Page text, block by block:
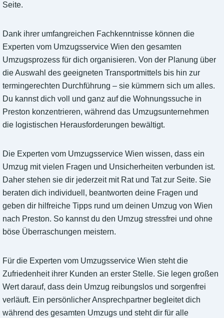
Seite.
Dank ihrer umfangreichen Fachkenntnisse können die
Experten vom Umzugsservice Wien den gesamten
Umzugsprozess für dich organisieren. Von der Planung über
die Auswahl des geeigneten Transportmittels bis hin zur
termingerechten Durchführung – sie kümmern sich um alles.
Du kannst dich voll und ganz auf die Wohnungssuche in
Preston konzentrieren, während das Umzugsunternehmen
die logistischen Herausforderungen bewältigt.
Die Experten vom Umzugsservice Wien wissen, dass ein
Umzug mit vielen Fragen und Unsicherheiten verbunden ist.
Daher stehen sie dir jederzeit mit Rat und Tat zur Seite. Sie
beraten dich individuell, beantworten deine Fragen und
geben dir hilfreiche Tipps rund um deinen Umzug von Wien
nach Preston. So kannst du den Umzug stressfrei und ohne
böse Überraschungen meistern.
Für die Experten vom Umzugsservice Wien steht die
Zufriedenheit ihrer Kunden an erster Stelle. Sie legen großen
Wert darauf, dass dein Umzug reibungslos und sorgenfrei
verläuft. Ein persönlicher Ansprechpartner begleitet dich
während des gesamten Umzugs und steht dir für alle